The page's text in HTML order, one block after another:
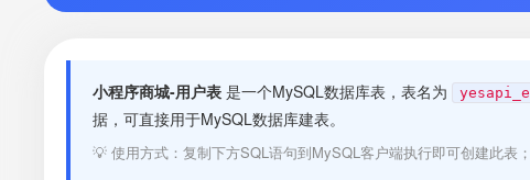
小程序商城-用户表 是一个MySQL数据库表，表名为
据，可直接用于MySQL数据库建表。
💡 使用方式：复制下方SQL语句到MySQL客户端执行即可创建此表